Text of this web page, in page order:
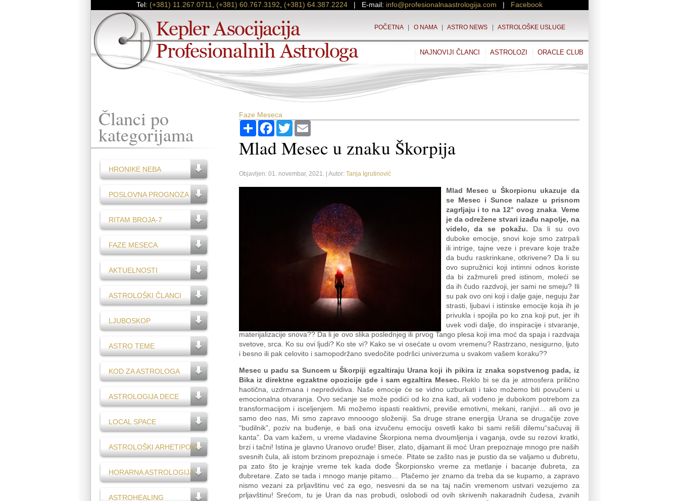
Tel: (+381) 11.267.0711 (+381) 60.767.3192 (+381) 64.387.2224 | E-mail: info@profesionalnaastrologija.com | Facebook
POČETNA| O NAMA| ASTRO NEWS| ASTROLOŠKE USLUGE
ORACLE CLUB
ASTROLOZI
NAJNOVIJI ČLANCI
Članci po
kategorijama
HRONIKE NEBA
POSLOVNA PROGNOZA
RITAM BROJA-7
FAZE MESECA
AKTUELNOSTI
ASTROLOŠKI ČLANCI
LJUBOSKOP
ASTRO TEME
KOD ZA ASTROLOGA
ASTROLOGIJA DECE
LOCAL SPACE
ASTROLOŠKI ARHETIPOVI
HORARNA ASTROLOGIJA
ASTROHEALING
Faze Meseca
PodijeliFacebook
TwitterEmail
Mlad Mesec u znaku Škorpija
Objavljen: 01. novembar, 2021. | Autor: Tanja Igrutinović
Mlad Mesec u Škorpionu ukazuje da
se Mesec i Sunce nalaze u prisnom
zagrljaju i to na 12° ovog znaka. Veme
je da odrežene stvari izađu napolje, na
videlo, da se pokažu. Da li su ovo
duboke emocije, snovi koje smo zatrpali
ili intrige, tajne veze i prevare koje traže
da budu raskrinkane, otkrivene? Da li su
ovo supružnici koji intimni odnos koriste
da bi zažmureli pred istinom, moleći se
da ih čudo razdvoji, jer sami ne smeju? Ili
su pak ovo oni koji i dalje gaje, neguju žar
strasti, ljubavi i istinske emocije koja ih je
privukla i spojila po ko zna koji put, jer ih
uvek vodi dalje, do inspiracije i stvaranje,
materijalizacije snova?? Da li je ovo slika poslednjeg ili prvog Tango plesa koji ima moć da spaja i razdvaja
svetove, srca. Ko su ovi ljudi? Ko ste vi? Kako se vi osećate u ovom vremenu? Rastrzano, nesigurno, ljuto
i besno ili pak celovito i samopodržano svedočite podršci univerzuma u svakom vašem koraku??
Mesec u padu sa Suncem u Škorpiji egzaltiraju Urana koji ih pikira iz znaka sopstvenog pada, iz
Bika iz direktne egzaktne opozicije gde i sam egzaltira Mesec. Reklo bi se da je atmosfera prilično
haotična, uzdrmana i nepredvidiva. Naše emocije će se vidno uzburkati i tako možemo biti povučeni u
emocionalna otvaranja. Ovo sećanje se može podići od ko zna kad, ali vođeno je dubokom potrebom za
transformacijom i isceljenjem. Mi možemo ispasti reaktivni, previše emotivni, mekani, ranjivi… ali ovo je
samo deo nas, Mi smo zapravo mnooogo složeniji. Sa druge strane energija Urana se drugačije zove
“budilnik”, poziv na buđenje, e baš ona izvučenu emociju osvetli kako bi sami rešili dilemu“sačuvaj ili
kanta”. Da vam kažem, u vreme vladavine Škorpiona nema dvoumljenja i vaganja, ovde su rezovi kratki,
brzi i tačni! Istina je glavno Uranovo oruđe! Biser, zlato, dijamant ili moć Uran prepoznaje mnogo pre naših
svesnih čula, ali istom brzinom prepoznaje i smeće. Pitate se zašto nas je pustio da se valjamo u đubretu,
pa zato što je krajnje vreme tek kada dođe Škorpionsko vreme za metlanje i bacanje đubreta, za
đubretare. Zato se tada i mnogo manje pitamo… Plačemo jer znamo da treba da se kupamo, a zapravo
nismo vezani za prljavštinu već za ego, nesvesni da se na taj način vremenom ustvari vezujemo za
prljavštinu! Srećom, tu je Uran da nas probudi, oslobodi od ovih skrivenih nakaradnih čudesa, zvanih